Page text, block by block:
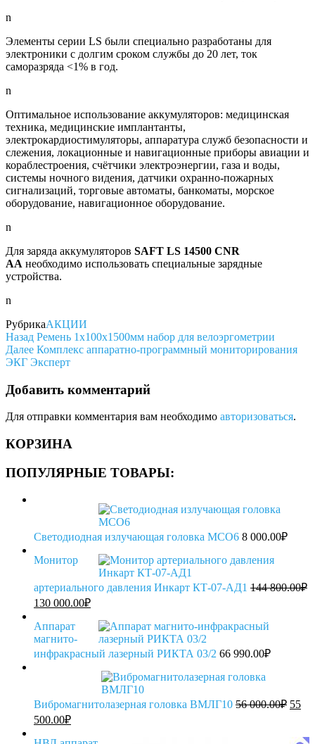
n
Элементы серии LS были специально разработаны для
электроники с долгим сроком службы до 20 лет, ток
саморазряда <1% в год.
n
Оптимальное использование аккумуляторов: медицинская
техника, медицинские имплантанты,
электрокардиостимуляторы, аппаратура служб безопасности и
слежения, локационные и навигационные приборы авиации и
кораблестроения, счётчики электроэнергии, газа и воды,
системы ночного видения, датчики охранно-пожарных
сигнализаций, торговые автоматы, банкоматы, морское
оборудование, навигационное оборудование.
n
Для заряда аккумуляторов SAFT LS 14500 CNR
AA необходимо использовать специальные зарядные
устройства.
n
РубрикаАКЦИИ
Навигация
по
Предыдущая
запись
Назад Ремень 1х100х1500мм набор для велоэргометрии
Следующая
запись
Далее Комплекс аппаратно-программный мониторирования
ЭКГ Эксперт
Добавить комментарий
Для отправки комментария вам необходимо авторизоваться.
КОРЗИНА
ПОПУЛЯРНЫЕ ТОВАРЫ:
Светодиодная излучающая головка МСО6 8 000.00₽
Монитор
артериального давления Инкарт КТ-07-АД1 144 800.00₽
Первоначальная
составляла
144
800.00₽.
130 000.00₽Текущая
130
000.00₽.
Аппарат
магнито-
инфракрасный лазерный РИКТА 03/2 66 990.00₽
Вибромагнитолазерная головка ВМЛГ10 56 000.00₽
56
55
500.00₽Текущая